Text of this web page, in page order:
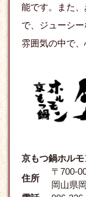
能です。また
で、ジューシ
雰囲気の中で、
京もつ鍋ホル
住所
〒700-
岡山県